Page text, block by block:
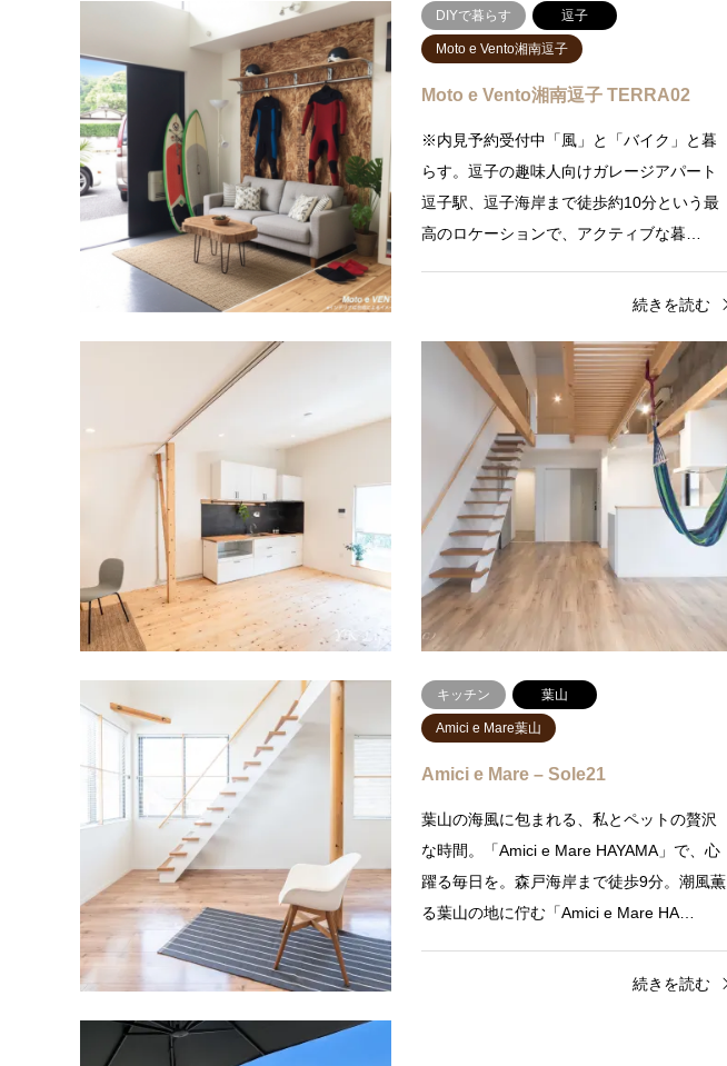
DIYで暮らす 逗子
Moto e Vento湘南逗子
Moto e Vento湘南逗子 TERRA02
※内見予約受付中「風」と「バイク」と暮
らす。逗子の趣味人向けガレージアパート
逗子駅、逗子海岸まで徒歩約10分という最
高のロケーションで、アクティブな暮…
続きを読む
DIYで暮らす 逗子
Moto e Vento湘南逗子
Moto e Vento湘南逗子 203
テーマは"キッチン” 美味しい暮らしが始ま
るお部屋週末の朝、窓から差し込む光と青
い空の下で、キッチンに立つ。まるで湘南
のカフェみたいに、無垢材の温もり…
キッチン 葉山
Amici e Mare葉山
Amici e Mare – Sole21
葉山の海風に包まれる、私とペットの贅沢
な時間。「Amici e Mare HAYAMA」で、心
躍る毎日を。森戸海岸まで徒歩9分。潮風薫
る葉山の地に佇む「Amici e Mare HA…
続きを読む